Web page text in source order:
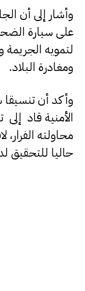
وأشار إلى أن
على سيارة
لتمويه
ومغادرة البلاد.
وأكد أن تنسيقا
الأمنية قاد
محاولته
حاليا للتحقيق